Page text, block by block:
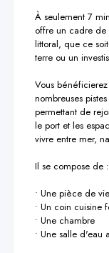
À seulement 7
offre un cadre
littoral, que ce
terre ou un
Vous
nombreuses
permettant de
le port et les
vivre entre mer,
Il se compose de :
• Une pièce de
• Un coin cuisine
• Une chambre
• Une salle d'eau